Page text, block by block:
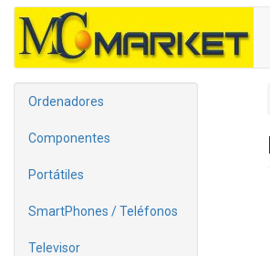
Ordenadores
Componentes
Portátiles
SmartPhones / Teléfonos
Televisor